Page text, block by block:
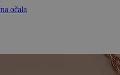
očala